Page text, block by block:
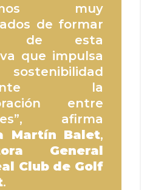
muy
de formar
de esta
que impulsa
la
entre
afirma
Martín Balet,
General
Club de Golf
.